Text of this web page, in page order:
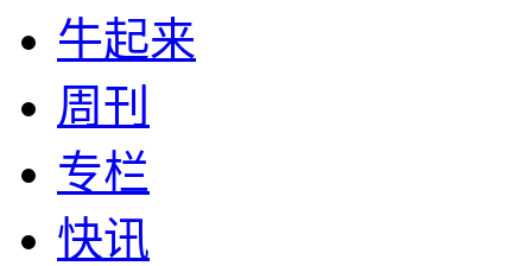
牛起来
周刊
专栏
快讯